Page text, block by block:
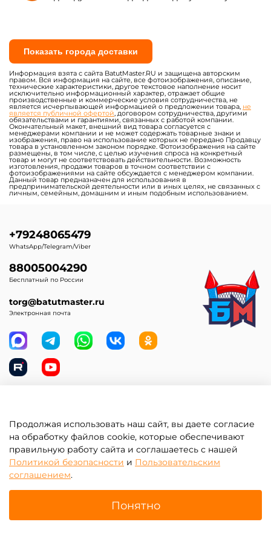
Показать города доставки
Информация взята с сайта BatutMaster.RU и защищена авторским
правом. Вся информация на сайте, все фотоизображения, описание,
технические характеристики, другое текстовое наполнение носит
исключительно информационный характер, отражает общие
производственные и коммерческие условия сотрудничества, не
является исчерпывающей информацией о предложении товара, не
является публичной офертой, договором сотрудничества, другими
обязательствами и гарантиями, связанных с работой компании.
Окончательный макет, внешний вид товара согласуется с
менеджерами компании и не может содержать товарные знаки и
изображения, право на использование которых не передано Продавцу
товара в установленном законом порядке. Фотоизображения на сайте
размещены, в том числе, с целью изучения спроса на конкретный
товар и могут не соответствовать действительности. Возможность
изготовления, продажи товаров в точном соответствии с
фотоизображениями на сайте обсуждается с менеджером компании.
Данный товар предназначен для использования в
предпринимательской деятельности или в иных целях, не связанных с
личным, семейным, домашним и иным подобным использованием.
Клиентам
Информация
+79248065479
WhatsApp/Telegram/Viber
88005004290
Бесплатный по России
torg@batutmaster.ru
Электронная почта
Продолжая использовать наш сайт, вы даете согласие
на обработку файлов cookie, которые обеспечивают
правильную работу сайта и соглашаетесь с нашей
Политикой безопасности и Пользовательским
соглашением.
Понятно